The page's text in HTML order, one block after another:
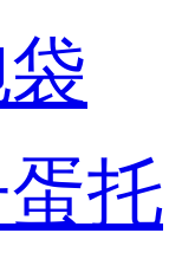
托